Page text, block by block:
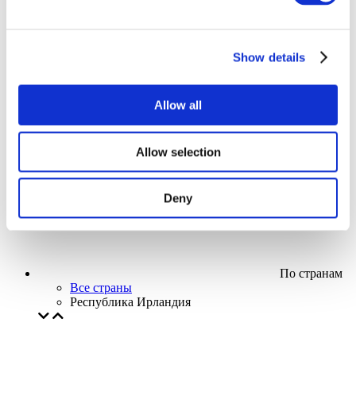
Show details
Allow all
Allow selection
Deny
Творческий вечер
Наше спецпредложение
Применить
По странам
Все страны
Республика Ирландия